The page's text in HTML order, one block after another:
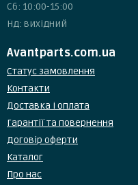
Сб: 10:00-15:00
Нд: вихідний
Avantparts.com.ua
Статус замовлення
Контакти
Доставка і оплата
Гарантії та повернення
Договір оферти
Каталог
Про нас